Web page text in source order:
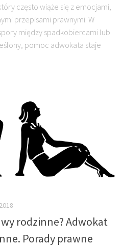
często wiąże się z emocjami,
przepisami prawnymi. W
między spadkobiercami lub
pomoc adwokata staje
rodzinne? Adwokat
Porady prawne